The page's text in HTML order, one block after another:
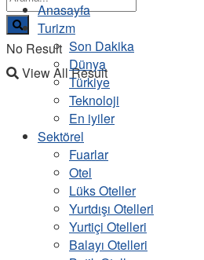
No Result
View All Result
Anasayfa
Turizm
Son Dakika
Dünya
Türkiye
Teknoloji
En iyiler
Sektörel
Fuarlar
Otel
Lüks Oteller
Yurtdışı Otelleri
Yurtiçi Otelleri
Balayı Otelleri